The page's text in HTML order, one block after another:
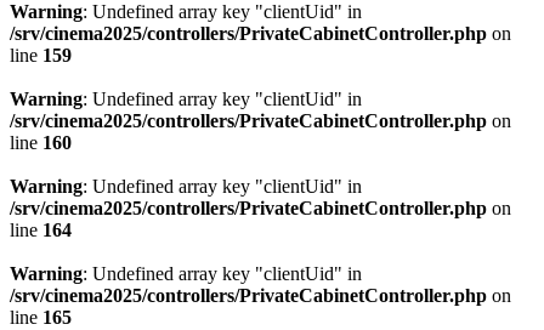
Warning: Undefined array key "clientUid" in
/srv/cinema2025/controllers/PrivateCabinetController.php on
line 159
Warning: Undefined array key "clientUid" in
/srv/cinema2025/controllers/PrivateCabinetController.php on
line 160
Warning: Undefined array key "clientUid" in
/srv/cinema2025/controllers/PrivateCabinetController.php on
line 164
Warning: Undefined array key "clientUid" in
/srv/cinema2025/controllers/PrivateCabinetController.php on
line 165